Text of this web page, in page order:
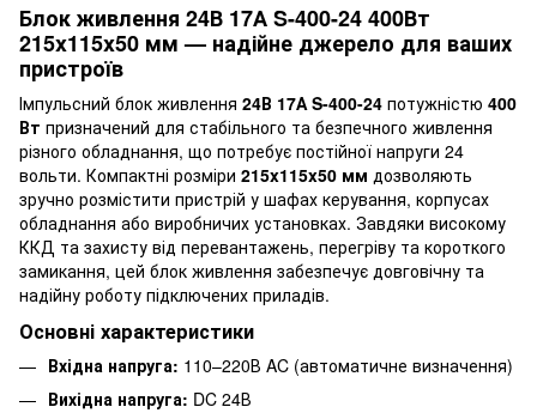
Блок живлення 24В 17А S-400-24 400Вт
215x115x50 мм — надійне джерело для ваших
пристроїв
Імпульсний блок живлення 24В 17А S-400-24 потужністю 400
Вт призначений для стабільного та безпечного живлення
різного обладнання, що потребує постійної напруги 24
вольти. Компактні розміри 215x115x50 мм дозволяють
зручно розмістити пристрій у шафах керування, корпусах
обладнання або виробничих установках. Завдяки високому
ККД та захисту від перевантажень, перегріву та короткого
замикання, цей блок живлення забезпечує довговічну та
надійну роботу підключених приладів.
Основні характеристики
Вхідна напруга: 110–220В AC (автоматичне визначення)
Вихідна напруга: DC 24В